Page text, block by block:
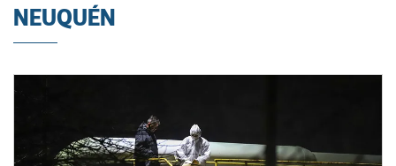
NEUQUÉN